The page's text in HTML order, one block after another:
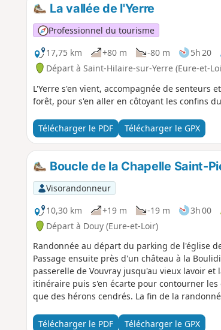
La vallée de l'Yerre
Professionnel du tourisme
17,75 km
+80 m -80 m 5h 20
Départ à Saint-Hilaire-sur-Yerre (Eure-et-
L'Yerre s'en vient, accompagnée de senteurs
forêt, pour s'en aller en côtoyant les confins
Télécharger le PDF Télécharger le GPX
Boucle de la Chapelle Saint-
Visorandonneur
10,30 km
+19 m -19 m 3h 00
Départ à Douy (Eure-et-Loir)
Randonnée au départ du parking de l'église
Passage ensuite près d'un château à la
passerelle de Vouvray jusqu'au vieux lavoir
itinéraire puis s'en écarte pour contourner
que des hérons cendrés. La fin de la
Télécharger le PDF
Télécharger le GPX